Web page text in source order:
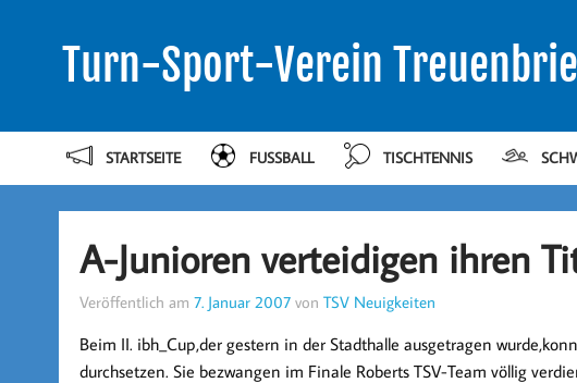
Turn-Sport-Verein
STARTSEITE FUSSBALL TISCHTENNIS
A-Junioren verteidigen ihren
Veröffentlich am 7. Januar 2007von TSV Neuigkeiten
Beim II. ibh_Cup,der gestern in der Stadthalle ausgetragen
durchsetzen. Sie bezwangen im Finale Roberts TSV-Team völlig